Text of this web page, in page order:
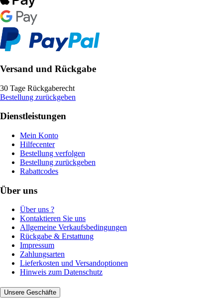
Versand und Rückgabe
30 Tage Rückgaberecht
Bestellung zurückgeben
Dienstleistungen
Mein Konto
Hilfecenter
Bestellung verfolgen
Bestellung zurückgeben
Rabattcodes
Über uns
Über uns ?
Kontaktieren Sie uns
Allgemeine Verkaufsbedingungen
Rückgabe & Erstattung
Impressum
Zahlungsarten
Lieferkosten und Versandoptionen
Hinweis zum Datenschutz
Unsere Geschäfte